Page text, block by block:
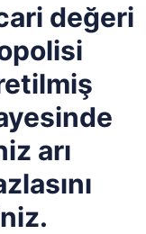
değeri
arı